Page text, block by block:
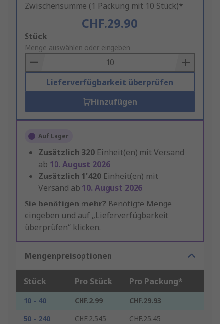
Zwischensumme (1 Packung mit 10 Stück)*
CHF.29.90
Add
to
Basket
Stück
Menge auswählen oder eingeben
Lieferverfügbarkeit überprüfen
Hinzufügen
Auf Lager
Zusätzlich 320 Einheit(en) mit Versand
ab 10. August 2026
Zusätzlich 1'420 Einheit(en) mit
Versand ab 10. August 2026
Sie benötigen mehr? Benötigte Menge
eingeben und auf „Lieferverfügbarkeit
überprüfen“ klicken.
Mengenpreisoptionen
Stück Pro Stück Pro Packung*
10 - 40 CHF.2.99
CHF.29.93
50 - 240
CHF.2.545
CHF.25.45